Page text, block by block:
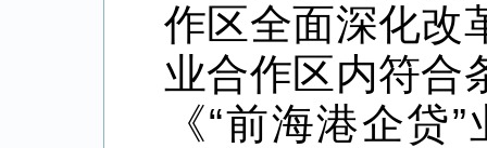
作区全面深化改
业合作区内符合
《“前海港企